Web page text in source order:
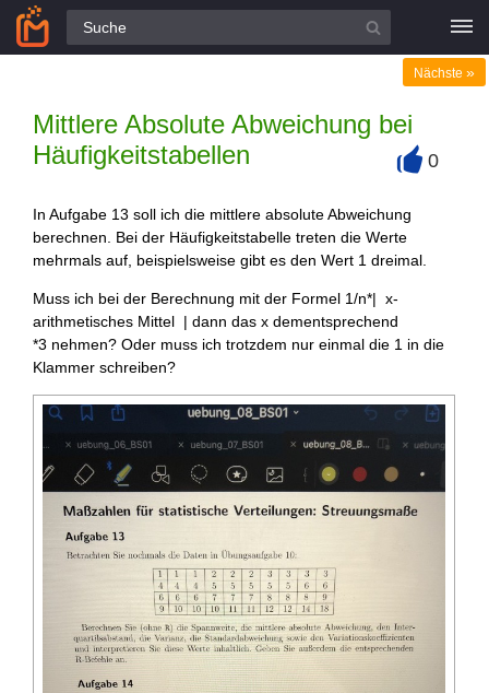
Alle Fragen
Mittlere Absolute Abweichung bei
Häufigkeitstabellen
Nächste »
0
In Aufgabe 13 soll ich die mittlere absolute Abweichung
berechnen. Bei der Häufigkeitstabelle treten die Werte
mehrmals auf, beispielsweise gibt es den Wert 1 dreimal.
Muss ich bei der Berechnung mit der Formel 1/n*| x-
arithmetisches Mittel | dann das x dementsprechend
*3 nehmen? Oder muss ich trotzdem nur einmal die 1 in die
Klammer schreiben?